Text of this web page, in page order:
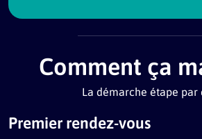
Comment ça
La démarche étape par
Premier rendez-vous